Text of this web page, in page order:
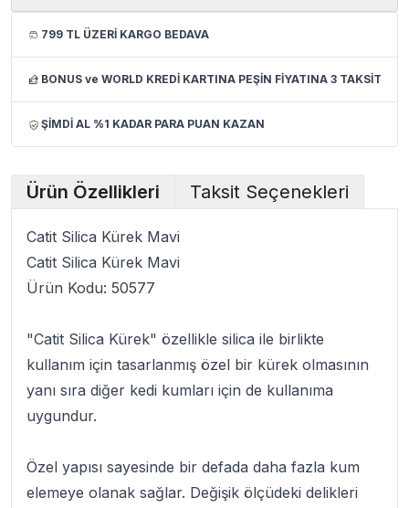
799 TL ÜZERİ KARGO BEDAVA
BONUS ve WORLD KREDİ KARTINA PEŞİN FİYATINA 3 TAKSİT
ŞİMDİ AL %1 KADAR PARA PUAN KAZAN
Ürün Özellikleri Taksit Seçenekleri
Catit Silica Kürek Mavi
Catit Silica Kürek Mavi
Ürün Kodu: 50577
"Catit Silica Kürek" özellikle silica ile birlikte
kullanım için tasarlanmış özel bir kürek olmasının
yanı sıra diğer kedi kumları için de kullanıma
uygundur.
Özel yapısı sayesinde bir defada daha fazla kum
elemeye olanak sağlar. Değişik ölçüdeki delikleri